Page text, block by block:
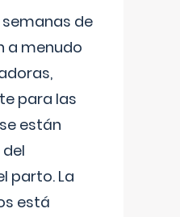
de
a menudo
para las
están
parto. La
está